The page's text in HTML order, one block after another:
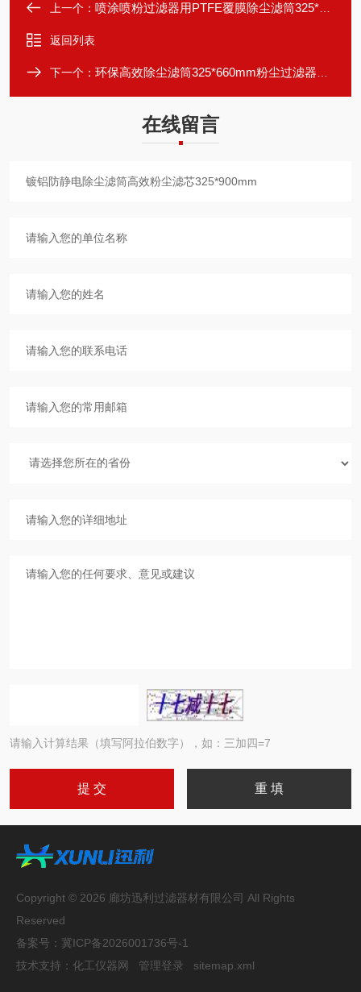
上一个： 喷涂喷粉过滤器用PTFE覆膜除尘滤筒325*660
返回列表
下一个： 环保高效除尘滤筒325*660mm粉尘过滤器适配
在线留言
请输入计算结果（填写阿拉伯数字），如：三加四=7
Copyright © 2026 廊坊迅利过滤器材有限公司 All Rights
Reserved
备案号： 冀ICP备2026001736号-1
技术支持： 化工仪器网 管理登录 sitemap.xml